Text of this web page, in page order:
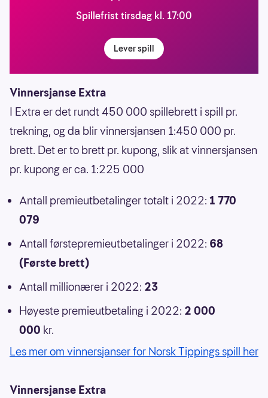
Spillefrist tirsdag kl. 17:00
Lever spill
Vinnersjanse Extra
I Extra er det rundt 450 000 spillebrett i spill pr.
trekning, og da blir vinnersjansen 1:450 000 pr.
brett. Det er to brett pr. kupong, slik at vinnersjansen
pr. kupong er ca. 1:225 000
Antall premieutbetalinger totalt i 2022: 1 770
079
Antall førstepremieutbetalinger i 2022: 68
(Første brett)
Antall millionærer i 2022: 23
Høyeste premieutbetaling i 2022: 2 000
000 kr.
Les mer om vinnersjanser for Norsk Tippings spill her
Vinnersjanse Extra